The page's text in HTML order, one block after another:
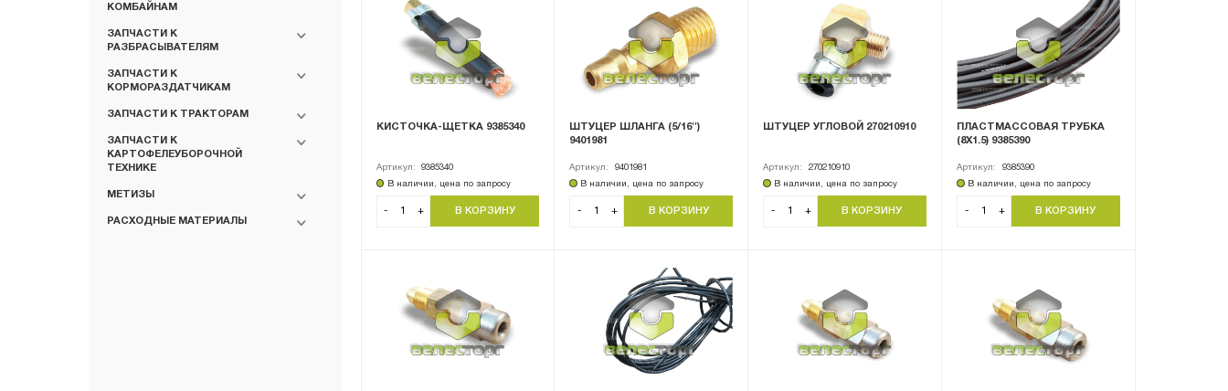
КОМБАЙНАМ
ЗАПЧАСТИ К
РАЗБРАСЫВАТЕЛЯМ
ЗАПЧАСТИ К
КОРМОРАЗДАТЧИКАМ
ЗАПЧАСТИ К ТРАКТОРАМ
ЗАПЧАСТИ К
КАРТОФЕЛЕУБОРОЧНОЙ
ТЕХНИКЕ
МЕТИЗЫ
РАСХОДНЫЕ МАТЕРИАЛЫ
КИСТОЧКА-ЩЕТКА 9385340
Артикул:
9385340
В наличии, цена по запросу
- +
ШТУЦЕР ШЛАНГА (5/16'')
9401981
Артикул:
9401981
В наличии, цена по запросу
- +
ШТУЦЕР УГЛОВОЙ 270210910
Артикул:
270210910
В наличии, цена по запросу
- +
ПЛАСТМАССОВАЯ ТРУБКА
(8Х1.5) 9385390
Артикул:
9385390
В наличии, цена по запросу
- +